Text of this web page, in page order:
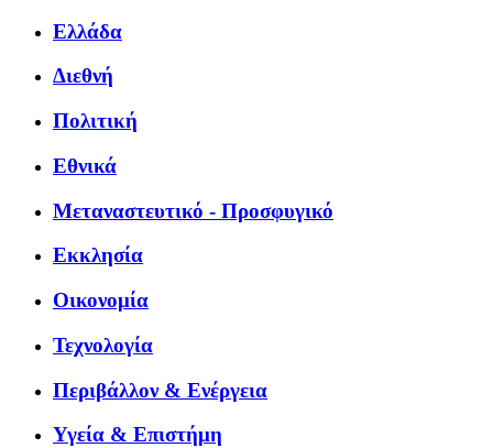
Ελλάδα
Διεθνή
Πολιτική
Εθνικά
Μεταναστευτικό - Προσφυγικό
Εκκλησία
Οικονομία
Τεχνολογία
Περιβάλλον & Ενέργεια
Υγεία & Επιστήμη